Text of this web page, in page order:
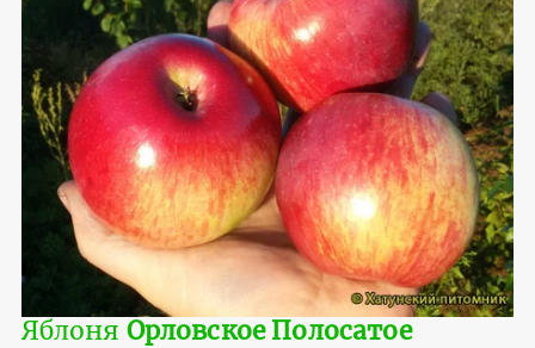
Яблоня Орловское Полосатое